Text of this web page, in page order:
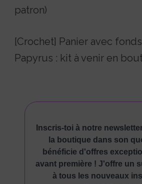
patron)
[Crochet] Panier avec
Papyrus : kit à venir en